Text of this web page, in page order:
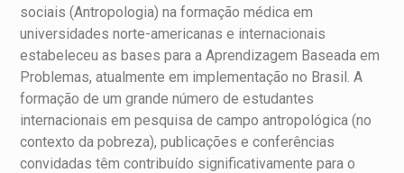
sociais (Antropologia) na formação médica em
universidades norte-americanas e internacionais
estabeleceu as bases para a Aprendizagem Baseada em
Problemas, atualmente em implementação no Brasil. A
formação de um grande número de estudantes
internacionais em pesquisa de campo antropológica (no
contexto da pobreza), publicações e conferências
convidadas têm contribuído significativamente para o